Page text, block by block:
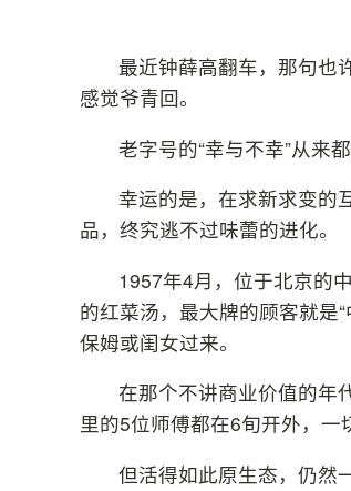
最近钟薛高翻车，那句也
感觉爷青回。
老字号的“幸与不幸”从来
幸运的是，在求新求变的
品，终究逃不过味蕾的进化。
1957年4月，位于北京的
的红菜汤，最大牌的顾客就是
保姆或闺女过来。
在那个不讲商业价值的年
里的5位师傅都在6旬开外，一
但活得如此原生态，仍然